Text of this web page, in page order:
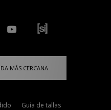
MÁS CERCANA
Guía de tallas